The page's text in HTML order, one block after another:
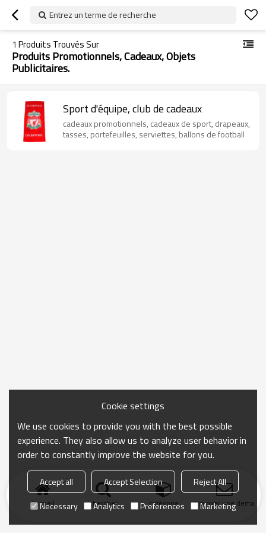
Entrez un terme de recherche
1 Produits Trouvés Sur
Produits Promotionnels, Cadeaux, Objets
Publicitaires.
Sport d'équipe, club de cadeaux
cadeaux promotionnels, cadeaux de sport, drapeaux,
tasses, portefeuilles, serviettes, ballons de football
Accueil chercher catégorie Envoyer une
Cookie settings
We use cookies to provide you with the best possible
experience. They also allow us to analyze user behavior in
order to constantly improve the website for you.
Accept all Accept Selection
Reject All
Necessary
Analytics Preferences Marketing